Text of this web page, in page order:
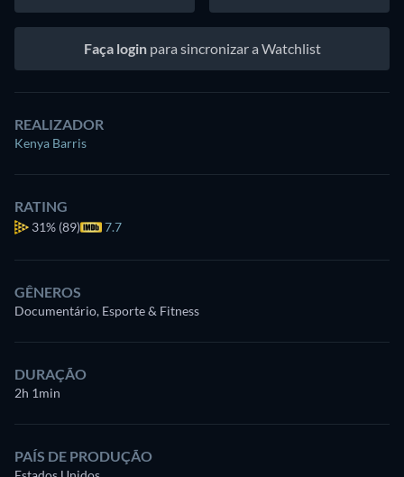
Faça loginpara sincronizar a Watchlist
REALIZADOR
Kenya Barris
RATING
31% (89) 7.7
GÊNEROS
Documentário, Esporte & Fitness
DURAÇÃO
2h 1min
PAÍS DE PRODUÇÃO